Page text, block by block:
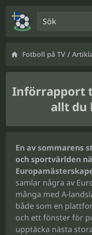
Fotboll på TV /
Införrapport
allt du
En av sommarens
och sportvärlden
samlar några av
många med A-
både som en
och ett fönster för
upptäcka nästa